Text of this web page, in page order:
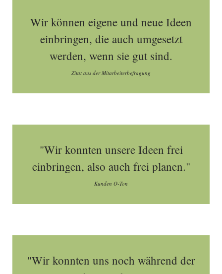
Wir können eigene und neue Ideen
einbringen, die auch umgesetzt
werden, wenn sie gut sind.
Zitat aus der Mitarbeiterbefragung
"Wir konnten unsere Ideen frei
einbringen, also auch frei planen."
Kunden O-Ton
"Wir konnten uns noch während der